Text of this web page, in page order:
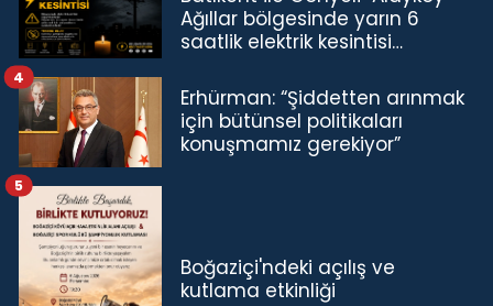
Ağıllar bölgesinde yarın 6
saatlik elektrik kesintisi…
Erhürman: “Şiddetten arınmak
için bütünsel politikaları
konuşmamız gerekiyor”
4
Boğaziçi'ndeki açılış ve
kutlama etkinliği
5